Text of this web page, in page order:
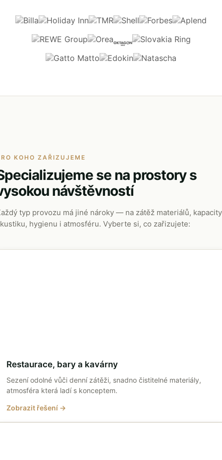
KOHO ZAŘIZUJEME
se na prostory s
návštěvností
typ provozu má jiné nároky — na zátěž materiálů,
hygienu i atmosféru. Vyberte si, co zařizujete:
Restaurace, bary a kavárny
Sezení odolné vůči denní zátěži, snadno čistitelné materiály,
atmosféra která ladí s konceptem.
Zobrazit řešení →